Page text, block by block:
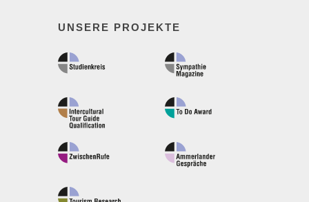
UNSERE PROJEKTE